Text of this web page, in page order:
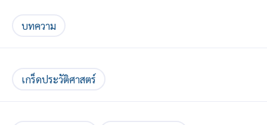
บทความ
เกร็ดประวัติศาสตร์